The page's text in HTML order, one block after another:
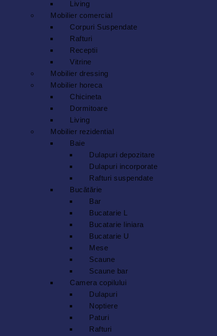
Living
Mobilier comercial
Corpuri Suspendate
Rafturi
Receptii
Vitrine
Mobilier dressing
Mobilier horeca
Chicineta
Dormitoare
Living
Mobilier rezidential
Baie
Dulapuri depozitare
Dulapuri incorporate
Rafturi suspendate
Bucătărie
Bar
Bucatarie L
Bucatarie liniara
Bucatarie U
Mese
Scaune
Scaune bar
Camera copilului
Dulapuri
Noptiere
Paturi
Rafturi